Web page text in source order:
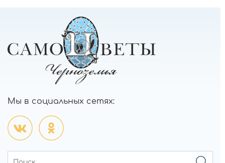
Мы в социальных сетях: